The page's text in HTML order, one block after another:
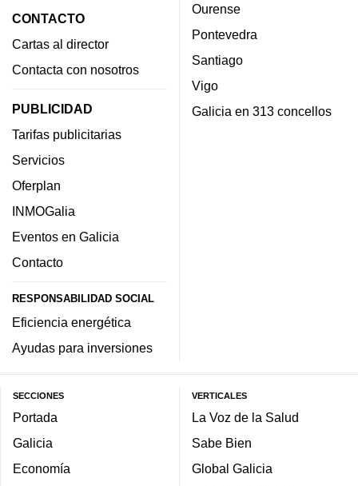
CONTACTO
Cartas al director
Contacta con nosotros
PUBLICIDAD
Tarifas publicitarias
Servicios
Oferplan
INMOGalia
Eventos en Galicia
Contacto
RESPONSABILIDAD SOCIAL
Eficiencia energética
Ayudas para inversiones
Ourense
Pontevedra
Santiago
Vigo
Galicia en 313 concellos
SECCIONES
Portada
Galicia
Economía
VERTICALES
La Voz de la Salud
Sabe Bien
Global Galicia